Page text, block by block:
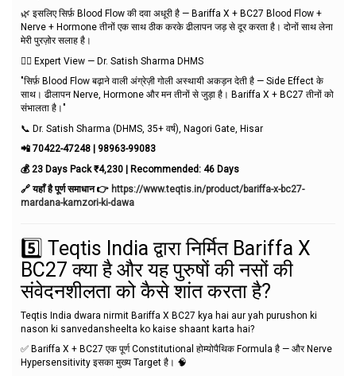
🌿 इसलिए सिर्फ़ Blood Flow की दवा अधूरी है — Bariffa X + BC27 Blood Flow +
Nerve + Hormone तीनों एक साथ ठीक करके ढीलापन जड़ से दूर करता है। दोनों साथ लेना
मेरी पुरज़ोर सलाह है।
👨‍⚕️ Expert View — Dr. Satish Sharma DHMS
"सिर्फ़ Blood Flow बढ़ाने वाली अंग्रेज़ी गोली अस्थायी अकड़न देती है — Side Effect के
साथ। ढीलापन Nerve, Hormone और मन तीनों से जुड़ा है। Bariffa X + BC27 तीनों को
संभालता है।"
📞 Dr. Satish Sharma (DHMS, 35+ वर्ष), Nagori Gate, Hisar
📲 70422-47248 | 98963-99083
💰 23 Days Pack ₹4,230 | Recommended: 46 Days
🔗 यहाँ है पूर्ण समाधान 👉 https://www.teqtis.in/product/bariffa-x-bc27-
mardana-kamzori-ki-dawa
5️⃣ Teqtis India द्वारा निर्मित Bariffa X
BC27 क्या है और यह पुरुषों की नसों की
संवेदनशीलता को कैसे शांत करता है?
Teqtis India dwara nirmit Bariffa X BC27 kya hai aur yah purushon ki
nason ki sanvedansheelta ko kaise shaant karta hai?
✅ Bariffa X + BC27 एक पूर्ण Constitutional होम्योपैथिक Formula है — और Nerve
Hypersensitivity इसका मुख्य Target है। 🧠